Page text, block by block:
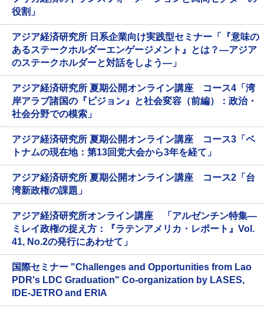
役割」
アジア経済研究所 日系企業向け実践型セミナー「『意味の
あるステークホルダーエンゲージメント』とは？―アジア
のステークホルダーと対話をしよう―」
アジア経済研究所 夏期公開オンライン講座 コース4「湾
岸アラブ諸国の『ビジョン』と社会変容（前編）：政治・
社会分野での模索」
アジア経済研究所 夏期公開オンライン講座 コース3「ベ
トナムの現在地：第13回党大会から3年を経て」
アジア経済研究所 夏期公開オンライン講座 コース2「台
湾新政権の課題」
アジア経済研究所オンライン講座 「アルゼンチン特集―
ミレイ政権の捉え方：『ラテンアメリカ・レポート』Vol.
41, No.2の発行にあわせて」
国際セミナー "Challenges and Opportunities from Lao
PDR's LDC Graduation" Co-organization by LASES,
IDE-JETRO and ERIA